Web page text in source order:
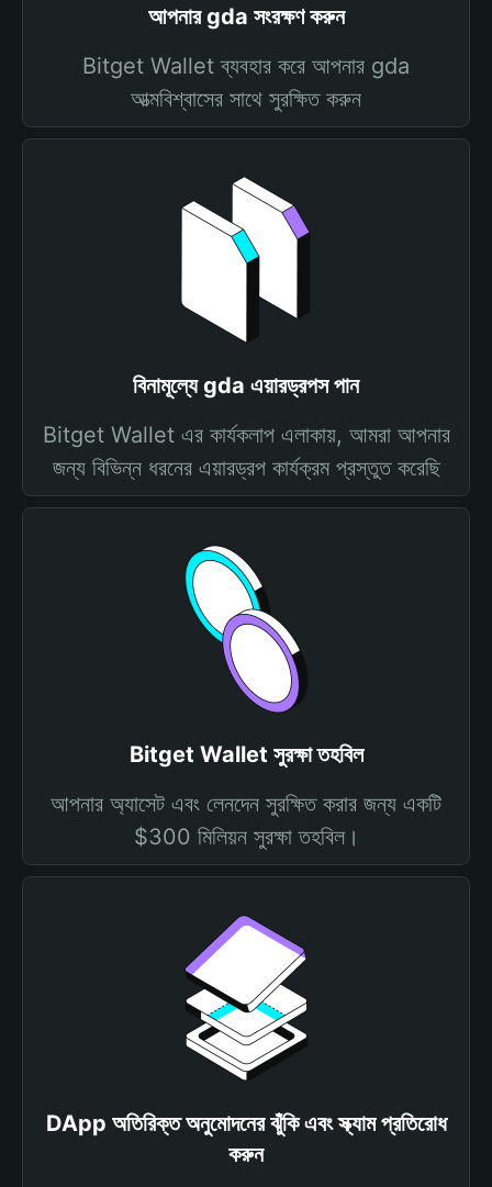
আপনার gda সংরক্ষণ করুন
Bitget Wallet ব্যবহার করে আপনার gda
আত্মবিশ্বাসের সাথে সুরক্ষিত করুন
বিনামূল্যে gda এয়ারড্রপস পান
Bitget Wallet এর কার্যকলাপ এলাকায়, আমরা আপনার
জন্য বিভিন্ন ধরনের এয়ারড্রপ কার্যক্রম প্রস্তুত করেছি
Bitget Wallet সুরক্ষা তহবিল
আপনার অ্যাসেট এবং লেনদেন সুরক্ষিত করার জন্য একটি
$300 মিলিয়ন সুরক্ষা তহবিল।
DApp অতিরিক্ত অনুমোদনের ঝুঁকি এবং স্ক্যাম প্রতিরোধ
করুন